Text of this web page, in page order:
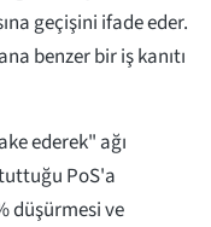
geçişini ifade eder.
benzer bir iş kanıtı
ederek" ağı
PoS'a
düşürmesi ve